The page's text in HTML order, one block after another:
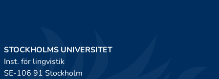
STOCKHOLMS UNIVERSITET
Inst. för lingvistik
SE-106 91 Stockholm